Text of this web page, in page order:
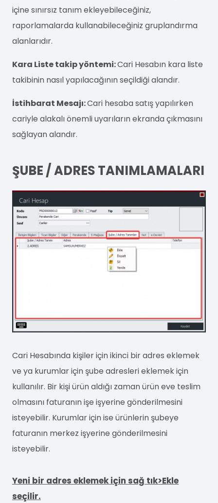
içine sınırsız tanım ekleyebileceğiniz,
raporlamalarda kullanabileceğiniz gruplandırma
alanlarıdır.
Kara Liste takip yöntemi:Cari Hesabın kara liste
takibinin nasıl yapılacağının seçildiği alandır.
İstihbarat Mesajı:Cari hesaba satış yapılırken
cariyle alakalı önemli uyarıların ekranda çıkmasını
sağlayan alandır.
ŞUBE / ADRES TANIMLAMALARI
Cari Hesabında kişiler için ikinci bir adres eklemek
ve ya kurumlar için şube adresleri eklemek için
kullanılır. Bir kişi ürün aldığı zaman ürün eve teslim
olmasını faturanın işe işyerine gönderilmesini
isteyebilir. Kurumlar için ise ürünlerin şubeye
faturanın merkez işyerine gönderilmesini
isteyebilir.
Yeni bir adres eklemek için sağ tık>Ekle
seçilir.